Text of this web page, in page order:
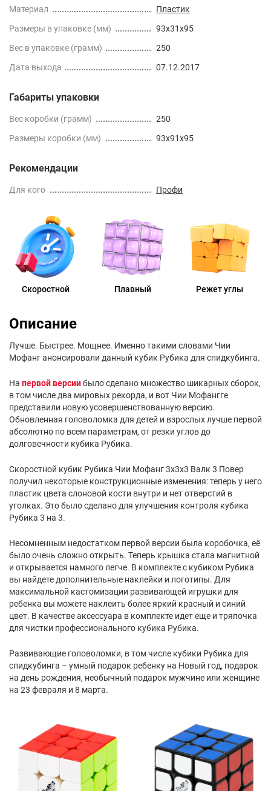
Материал
Пластик
Размеры в упаковке (мм)
93х31х95
Вес в упаковке (грамм)
250
Дата выхода
07.12.2017
Габариты упаковки
Вес коробки (грамм)
250
Размеры коробки (мм)
93x91x95
Рекомендации
Для кого Профи
Скоростной Плавный Режет углы
Описание
Лучше. Быстрее. Мощнее. Именно такими словами Чии
Мофанг анонсировали данный кубик Рубика для спидкубинга.
На первой версиибыло сделано множество шикарных сборок,
в том числе два мировых рекорда, и вот Чии Мофангге
представили новую усовершенствованную версию.
Обновленная головоломка для детей и взрослых лучше первой
абсолютно по всем параметрам, от резки углов до
долговечности кубика Рубика.
Скоростной кубик Рубика Чии Мофанг 3х3х3 Валк 3 Повер
получил некоторые конструкционные изменения: теперь у него
пластик цвета слоновой кости внутри и нет отверстий в
уголках. Это было сделано для улучшения контроля кубика
Рубика 3 на 3.
Несомненным недостатком первой версии была коробочка, её
было очень сложно открыть. Теперь крышка стала магнитной
и открывается намного легче. В комплекте с кубиком Рубика
вы найдете дополнительные наклейки и логотипы. Для
максимальной кастомизации развивающей игрушки для
ребенка вы можете наклеить более яркий красный и синий
цвет. В качестве аксессуара в комплекте идет еще и тряпочка
для чистки профессионального кубика Рубика.
Развивающие головоломки, в том числе кубики Рубика для
спидкубинга – умный подарок ребенку на Новый год, подарок
на день рождения, необычный подарок мужчине или женщине
на 23 февраля и 8 марта.